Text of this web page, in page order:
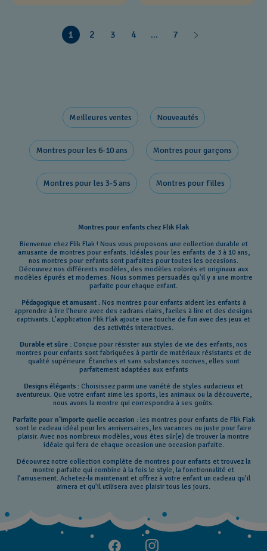
1 2 3 4 ... 7
Meilleures ventes Nouveautés
Montres pour les 6-10 ans Montres pour garçons
Montres pour les 3-5 ans Montres pour filles
Montres pour enfants chez Flik Flak
Bienvenue chez Flik Flak ! Nous vous proposons une collection durable et
amusante de montres pour enfants. Idéales pour les enfants de 3 à 10 ans,
nos montres pour enfants sont parfaites pour toutes les occasions.
Découvrez nos différents modèles, des modèles colorés et originaux aux
modèles épurés et modernes. Nous sommes persuadés qu’il y a une montre
parfaite pour chaque enfant.
Pédagogique et amusant : Nos montres pour enfants aident les enfants à
apprendre à lire l’heure avec des cadrans clairs, faciles à lire et des designs
captivants. L’application Flik Flak ajoute une touche de fun avec des jeux et
des activités interactives.
Durable et sûre : Conçue pour résister aux styles de vie des enfants, nos
montres pour enfants sont fabriquées à partir de matériaux résistants et de
qualité supérieure. Étanches et sans substances nocives, elles sont
parfaitement adaptées aux enfants
Designs élégants : Choisissez parmi une variété de styles audacieux et
aventureux. Que votre enfant aime les sports, les animaux ou la découverte,
nous avons la montre qui correspondra à ses goûts.
Parfaite pour n’importe quelle occasion :les montres pour enfants de Flik Flak
sont le cadeau idéal pour les anniversaires, les vacances ou juste pour faire
plaisir. Avec nos nombreux modèles, vous êtes sûr(e) de trouver la montre
idéale qui fera de chaque occasion une occasion parfaite.
Découvrez notre collection complète de montres pour enfants et trouvez la
montre parfaite qui combine à la fois le style, la fonctionnalité et
l’amusement. Achetez-la maintenant et offrez à votre enfant un cadeau qu’il
aimera et qu’il utilisera avec plaisir tous les jours.